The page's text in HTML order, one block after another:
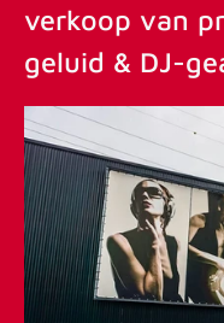
verkoop van
geluid & DJ-